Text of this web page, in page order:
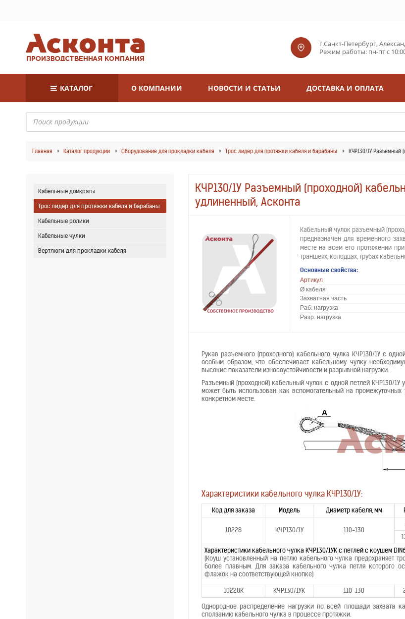
г.Санкт-Петербург,
Режим работы: пн-пт с
КАТАЛОГ О КОМПАНИИ НОВОСТИ И СТАТЬИ ДОСТАВКА И ОПЛАТА
Главная Каталог продукции Оборудование для прокладки кабеля Трос лидер для протяжки кабеля и барабаны КЧР130/1У Разъемный
Кабельные домкраты
Трос лидер для протяжки кабеля и барабаны
Кабельные ролики
Кабельные чулки
Вертлюги для прокладки кабеля
КЧР130/1У Разъемный (проходной)
удлиненный, Асконта
Кабельный чулок разъемный
предназначен для временного
месте на всем его протяжении
траншеях, колодцах, трубах
Основные свойства:
Артикул
Ø кабеля
Захватная часть
Раб. нагрузка
Разр. нагрузка
Рукав разъемного (проходного) кабельного чулка КЧР130/1У с
особым образом, что обеспечивает кабельному чулку
высокие показатели износоустойчивости и разрывной нагрузки.
Разъемный (проходной) кабельный чулок с одной петлей КЧР130/
может быть использован как вспомогательный на
конкретном месте.
Характеристики кабельного чулка КЧР130/1У:
Код для заказа Модель Диаметр кабеля, мм
10228 КЧР130/1У 110-130
Характеристики кабельного чулка КЧР130/1УК с петлей с коушем
(Коуш установленный на петлю кабельного чулка предохраняет
более плавным. Для заказа кабельного чулка петля которого
флажок на соответствующей кнопке)
10228К
КЧР130/1УК 110-130
Однородное распределение нагрузки по всей площади захвата
сползанию кабельного чулка в процессе протяжки.